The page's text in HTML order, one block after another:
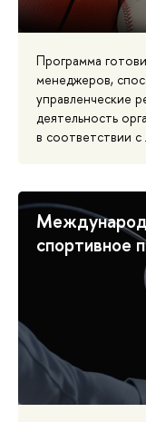
Программа
менеджеров,
управленческие
деятельность
в соответствии
спортивное